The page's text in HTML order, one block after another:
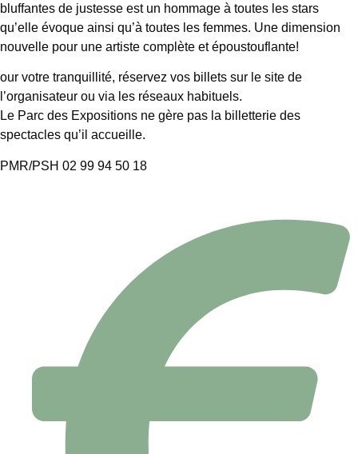
bluffantes de justesse est un hommage à toutes les stars
qu’elle évoque ainsi qu’à toutes les femmes. Une dimension
nouvelle pour une artiste complète et époustouflante!
our votre tranquillité, réservez vos billets sur le site de
l’organisateur ou via les réseaux habituels.
Le Parc des Expositions ne gère pas la billetterie des
spectacles qu’il accueille.
PMR/PSH 02 99 94 50 18